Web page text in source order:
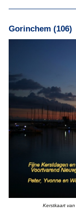
Gorinchem (106)
Kerstkaart